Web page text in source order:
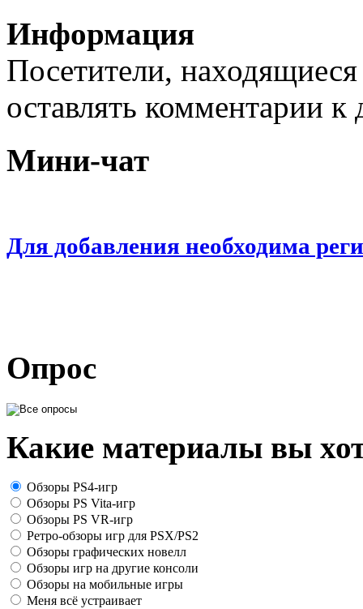
Информация
Посетители,
оставлять комментарии
Мини-чат
Для добавления необходима
Опрос
Какие материалы вы
Обзоры PS4-игр
Обзоры PS Vita-игр
Обзоры PS VR-игр
Ретро-обзоры игр для PSX/PS2
Обзоры графических новелл
Обзоры игр на другие консоли
Обзоры на мобильные игры
Меня всё устраивает